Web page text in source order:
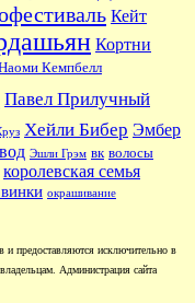
Кейт
Кортни
Кемпбелл
Павел Прилучный
Хейли Бибер Эмбер
Эшли Грэм вк волосы
королевская семья
окрашивание
и предоставляются исключительно в
Администрация сайта